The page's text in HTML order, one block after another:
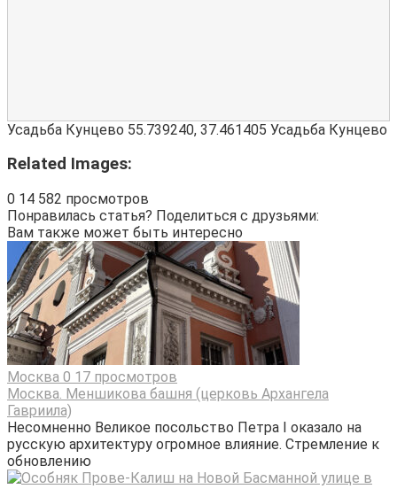
Усадьба Кунцево 55.739240, 37.461405 Усадьба Кунцево
Related Images:
0 14 582 просмотров
Понравилась статья? Поделиться с друзьями:
Вам также может быть интересно
Москва 0 17 просмотров
Москва. Меншикова башня (церковь Архангела
Гавриила)
Несомненно Великое посольство Петра I оказало на
русскую архитектуру огромное влияние. Стремление к
обновлению